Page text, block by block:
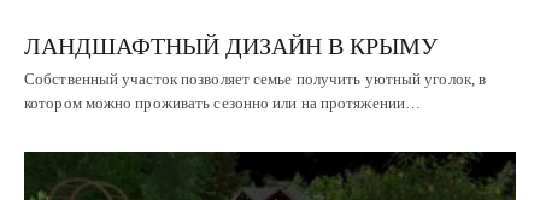
ЛАНДШАФТНЫЙ ДИЗАЙН В КРЫМУ
Собственный участок позволяет семье получить уютный уголок, в
котором можно проживать сезонно или на протяжении…